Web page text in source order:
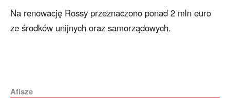
Na renowację Rossy przeznaczono ponad 2 mln euro
ze środków unijnych oraz samorządowych.
Afisze